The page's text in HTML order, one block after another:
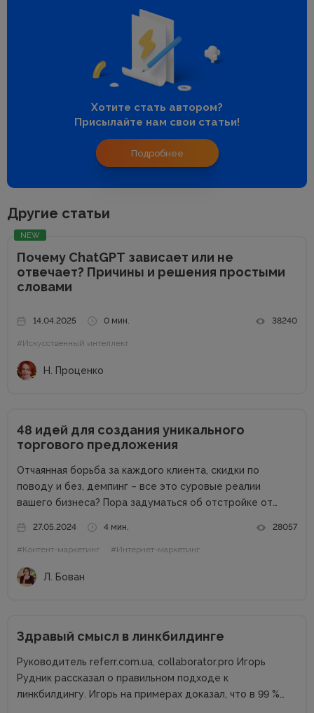
Хотите стать автором?
Присылайте нам свои статьи!
Подробнее
Другие статьи
NEW
Почему ChatGPT зависает или не
отвечает? Причины и решения простыми
словами
14.04.2025 0 мин. 38240
#Искусственный интеллект
Н. Проценко
48 идей для создания уникального
торгового предложения
Отчаянная борьба за каждого клиента, скидки по
поводу и без, демпинг – все это суровые реалии
вашего бизнеса? Пора задуматься об отстройке от
как выделиться среди аналогичных компаний, привлечь
внимание к продуктам...
27.05.2024 4 мин. 28057
#Контент-маркетинг #Интернет-маркетинг
Л. Бован
Здравый смысл в линкбилдинге
Руководитель referr.com.ua, collaborator.pro Игорь
Рудник рассказал о правильном подходе к
линкбилдингу. Игорь на примерах доказал, что в 99 %